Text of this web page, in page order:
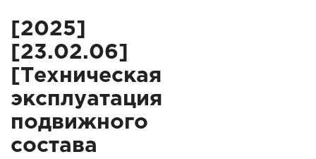
[2025]
[23.02.06]
[Техническая
эксплуатация
подвижного
состава